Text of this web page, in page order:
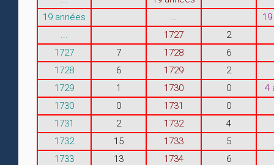
19 années
...
...
1727
2
1727
7 1728
6
1728
6 1729
2
1729
1 1730 0
4
1730
0 1731
0
1731
2 1732
4
1732
15 1733
5
1733
13 1734
6